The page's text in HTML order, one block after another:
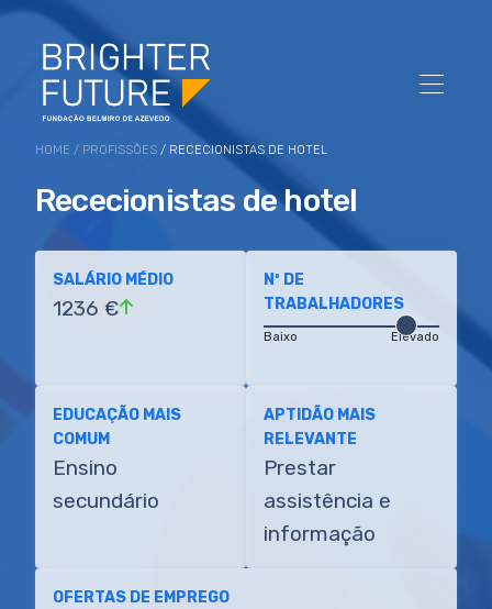
HOME / PROFISSÕES / RECECIONISTAS DE HOTEL
Rececionistas de hotel
SALÁRIO MÉDIO
1236 €
Nº DE
TRABALHADORES
Baixo Elevado
EDUCAÇÃO MAIS
COMUM
Ensino
secundário
APTIDÃO MAIS
RELEVANTE
Prestar
assistência e
informação
OFERTAS DE EMPREGO